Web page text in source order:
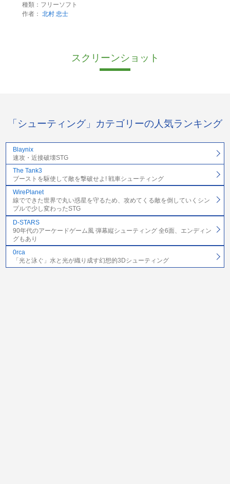
種類：フリーソフト
作者： 北村 忠士
スクリーンショット
「シューティング」カテゴリーの人気ランキング
Blaynix
速攻・近接破壊STG
The Tank3
ブーストを駆使して敵を撃破せよ! 戦車シューティング
WirePlanet
線でできた世界で丸い惑星を守るため、攻めてくる敵を倒していくシン
プルで少し変わったSTG
D-STARS
90年代のアーケードゲーム風 弾幕縦シューティング 全6面、エンディン
グもあり
0rca
「光と泳ぐ」水と光が織り成す幻想的3Dシューティング